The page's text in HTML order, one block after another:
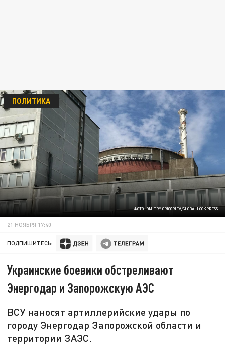
ФОТО: DMITRY GRIGORIEV/GLOBALLOOKPRESS
ПОЛИТИКА
21 НОЯБРЯ 17:40
ПОДПИШИТЕСЬ:
Украинские боевики обстреливают
Энергодар и Запорожскую АЭС
ВСУ наносят артиллерийские удары по
городу Энергодар Запорожской области и
территории ЗАЭС.